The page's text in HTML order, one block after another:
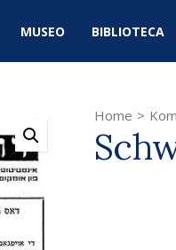
MUSEO BIBLIOTECA
Home >